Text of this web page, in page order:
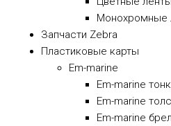
Монохромные
Запчасти Zebra
Пластиковые карты
Em-marine
Em-marine
Em-marine
Em-marine